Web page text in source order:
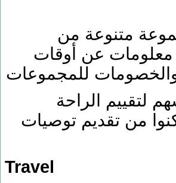
متنوعة من
معلومات عن أوقات
والخصومات للمجموعات
لتقييم الراحة
من تقديم توصيات
Travel